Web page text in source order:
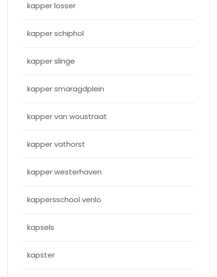
kapper losser
kapper schiphol
kapper slinge
kapper smaragdplein
kapper van woustraat
kapper vathorst
kapper westerhaven
kappersschool venlo
kapsels
kapster